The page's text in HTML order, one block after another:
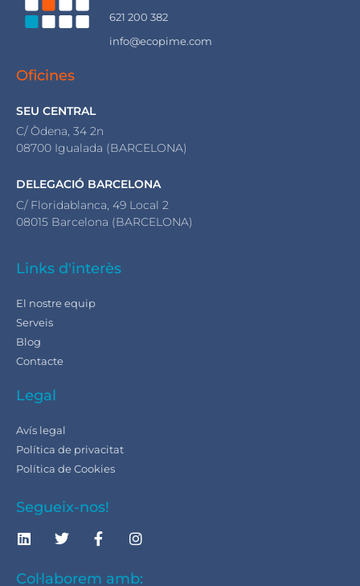
621 200 382
info@ecopime.com
Oficines
SEU CENTRAL
C/ Òdena, 34 2n
08700 Igualada (BARCELONA)
DELEGACIÓ BARCELONA
C/ Floridablanca, 49 Local 2
08015 Barcelona (BARCELONA)
Links d'interès
El nostre equip
Serveis
Blog
Contacte
Legal
Avís legal
Política de privacitat
Política de Cookies
Segueix-nos!
Col·laborem amb: